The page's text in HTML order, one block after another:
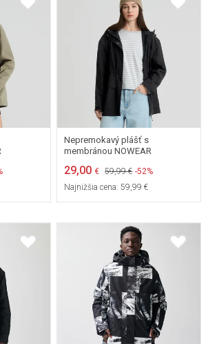
XX-SMALL
Nepremokavý plášť s
membránou NOWEAR
29,00 € 59,99 € -52%
Najnižšia cena: 59,99 €